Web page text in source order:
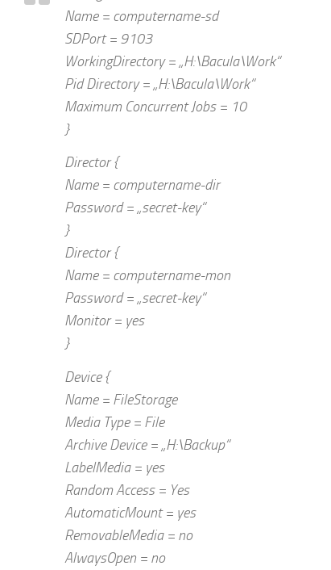
Name = computername-sd
SDPort = 9103
WorkingDirectory = „H:\Bacula\Work“
Pid Directory = „H:\Bacula\Work“
Maximum Concurrent Jobs = 10
}
Director {
Name = computername-dir
Password = „secret-key“
}
Director {
Name = computername-mon
Password = „secret-key“
Monitor = yes
}
Device {
Name = FileStorage
Media Type = File
Archive Device = „H:\Backup“
LabelMedia = yes
Random Access = Yes
AutomaticMount = yes
RemovableMedia = no
AlwaysOpen = no